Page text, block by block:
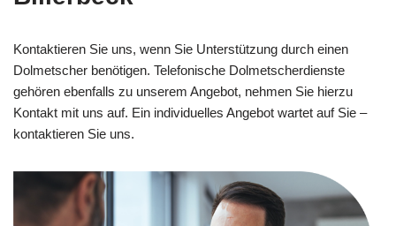
Kontaktieren Sie uns, wenn Sie Unterstützung durch einen
Dolmetscher benötigen. Telefonische Dolmetscherdienste
gehören ebenfalls zu unserem Angebot, nehmen Sie hierzu
Kontakt mit uns auf. Ein individuelles Angebot wartet auf Sie –
kontaktieren Sie uns.